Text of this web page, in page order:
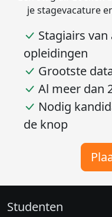
je stagevacature
Stagiairs
opleidingen
Grootste
Al meer dan
Nodig
de knop
Studenten